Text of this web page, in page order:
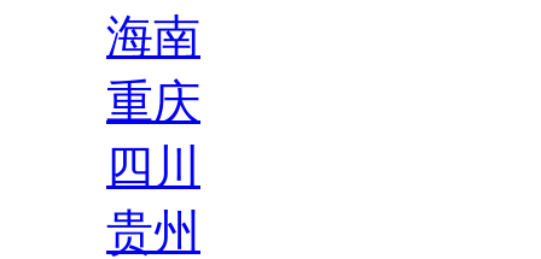
海南
重庆
四川
贵州